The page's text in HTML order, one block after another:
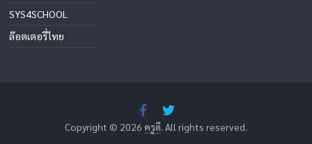
SYS4SCHOOL
ล๊อตเตอรี่ไทย
Copyright © 2026 ครูดี. All rights reserved.